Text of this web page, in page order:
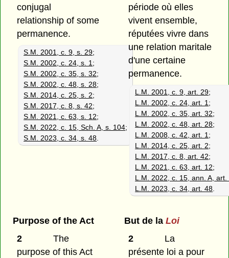
conjugal
relationship of some
permanence.
S.M. 2001, c. 9, s. 29;
S.M. 2002, c. 24, s. 1 ;
S.M. 2002, c. 35, s. 32;
S.M. 2002, c. 48, s. 28;
S.M. 2014, c. 25, s. 2;
S.M. 2017, c. 8, s. 42;
S.M. 2021, c. 63, s. 12;
S.M. 2022, c. 15, Sch. A, s. 104;
S.M. 2023, c. 34, s. 48
période où elles
vivent ensemble,
réputées vivre dans
une relation maritale
d'une certaine
permanence.
L.M. 2001, c. 9, art. 29;
L.M. 2002, c. 24, art. 1 ;
L.M. 2002, c. 35, art. 32;
L.M. 2002, c. 48, art. 28;
L.M. 2008, c. 42, art. 1 ;
L.M. 2014, c. 25, art. 2;
L.M. 2017, c. 8, art. 42;
L.M. 2021, c. 63, art. 12;
L.M. 2022, c. 15, ann. A, art.
L.M. 2023, c. 34, art. 48
Purpose of the Act
2
The
purpose of this Act
But de la Loi
2
La
présente loi a pour